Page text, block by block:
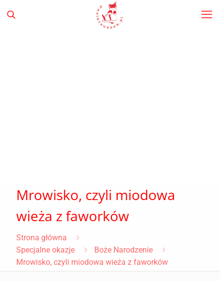
Mrowisko, czyli miodowa
wieża z faworków
Strona główna
Specjalne okazje
Boże Narodzenie
Mrowisko, czyli miodowa wieża z faworków